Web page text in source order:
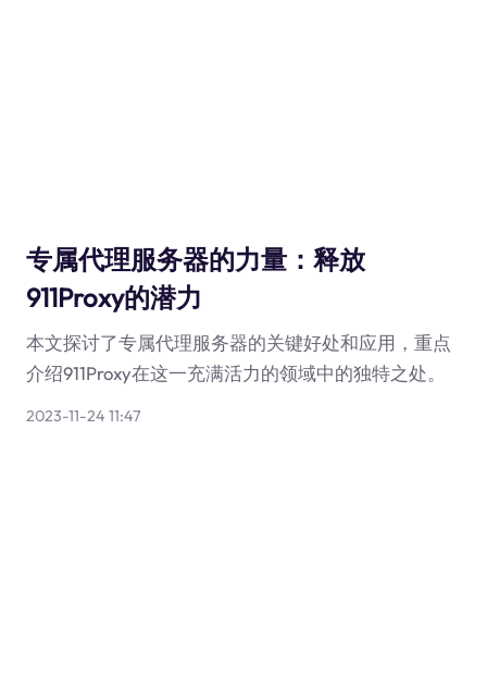
专属代理服务器的力量：释放
911Proxy的潜力
本文探讨了专属代理服务器的关键好处和应用，重点
介绍911Proxy在这一充满活力的领域中的独特之处。
2023-11-24 11:47